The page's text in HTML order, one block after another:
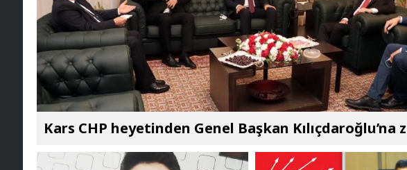
Kars CHP heyetinden Genel Başkan Kılıçdaroğlu’na